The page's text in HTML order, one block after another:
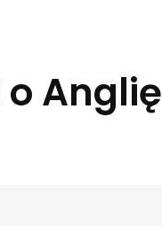
o Anglię